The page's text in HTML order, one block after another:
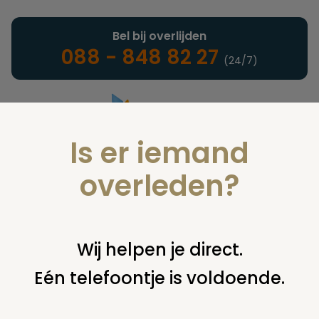
Landelijke uitvaartonderneming
Bel bij overlijden
088 - 848 82 27 (24/7)
U bent hier: home verzekeringen overige financiering uit
rente bijgeschreven?
Is er iemand
overleden?
Wij helpen je direct.
Eén telefoontje is voldoende.